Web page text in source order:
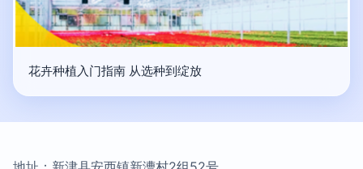
花卉种植入门指南 从选种到绽放